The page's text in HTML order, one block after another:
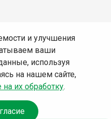
и улучшения
ваши
используя
на нашем сайте,
на их обработку.